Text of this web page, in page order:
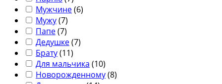
Мужчине(6)
Мужу(7)
Папе(7)
Дедушке(7)
Брату(11)
Для мальчика (10)
Новорожденному(8)